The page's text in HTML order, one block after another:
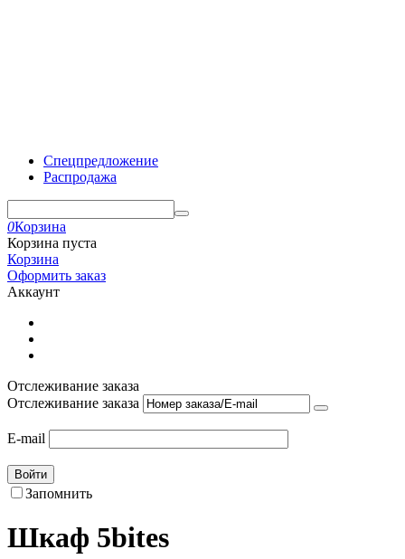
Спецпредложение
Распродажа
0Корзина
Корзина пуста
Корзина
Оформить заказ
Аккаунт
Отслеживание заказа
Отслеживание заказа
E-mail
Войти
Запомнить
Шкаф 5bites